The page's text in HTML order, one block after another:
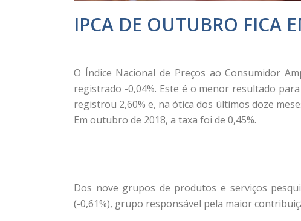
IPCA DE OUTUBRO FICA
O Índice Nacional de Preços ao Consumidor
registrado -0,04%. Este é o menor resultado
registrou 2,60% e, na ótica dos últimos doze
Em outubro de 2018, a taxa foi de 0,45%.
Dos nove grupos de produtos e serviços
(-0,61%), grupo responsável pela maior